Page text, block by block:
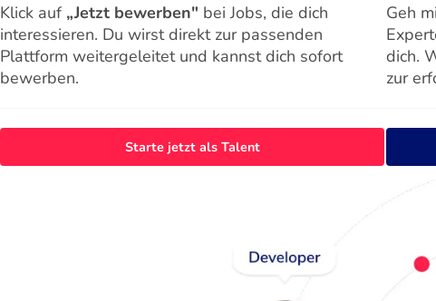
Klick auf „Jetzt bewerben" bei Jobs, die dich
interessieren. Du wirst direkt zur passenden
Plattform weitergeleitet und kannst dich sofort
bewerben.
Geh
dich.
zur
Starte jetzt als Talent